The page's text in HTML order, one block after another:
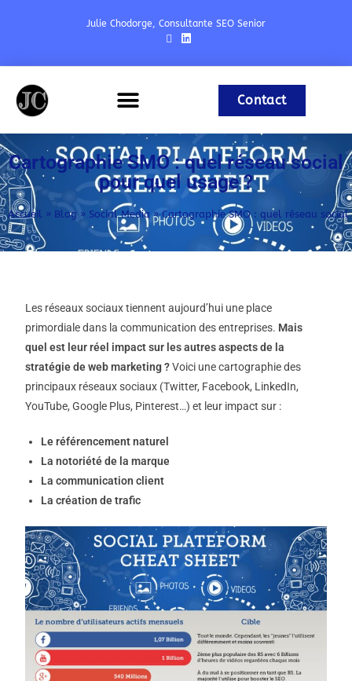
Julie Chodorge, Consultante SEO Senior
Contact
Cartographie SMO : quel réseau social
pour quel usage ?
Accueil » Blog » Social Media»Cartographie SMO : quel réseau
Les réseaux sociaux tiennent aujourd’hui une place
primordiale dans la communication des entreprises. Mais
quel est leur réel impact sur les autres aspects de la
stratégie de web marketing ?Voici une cartographie des
principaux réseaux sociaux (Twitter, Facebook, LinkedIn,
YouTube, Google Plus, Pinterest…) et leur impact sur :
Le référencement naturel
La notoriété de la marque
La communication client
La création de trafic